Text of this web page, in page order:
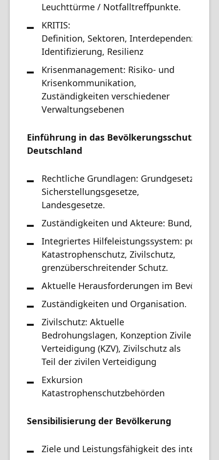
Leuchttürme / Notfalltreffpunkte.
KRITIS:
Definition, Sektoren, Interdependenzen
Identifizierung, Resilienz
Krisenmanagement: Risiko- und
Krisenkommunikation,
Zuständigkeiten verschiedener
Verwaltungsebenen
Einführung in das
Deutschland
Rechtliche Grundlagen: Grundgesetz,
Sicherstellungsgesetze,
Landesgesetze.
Zuständigkeiten und Akteure: Bund,
Integriertes Hilfeleistungssystem:
Katastrophenschutz, Zivilschutz,
grenzüberschreitender Schutz.
Aktuelle Herausforderungen im
Zuständigkeiten und Organisation.
Zivilschutz: Aktuelle
Bedrohungslagen, Konzeption Zivile
Verteidigung (KZV), Zivilschutz als
Teil der zivilen Verteidigung
Exkursion
Katastrophenschutzbehörden
Sensibilisierung der Bevölkerung
Ziele und Leistungsfähigkeit des